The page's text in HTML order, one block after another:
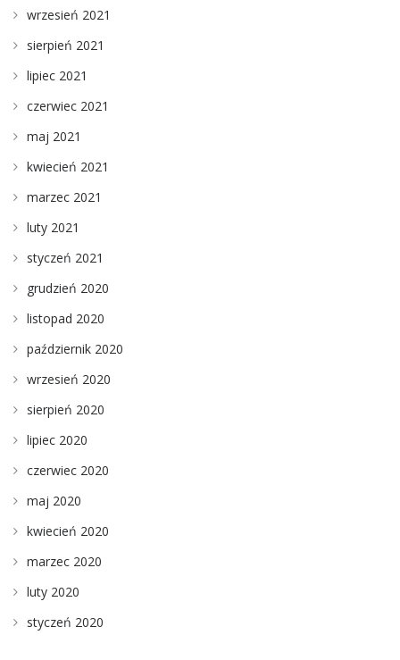
wrzesień 2021
sierpień 2021
lipiec 2021
czerwiec 2021
maj 2021
kwiecień 2021
marzec 2021
luty 2021
styczeń 2021
grudzień 2020
listopad 2020
październik 2020
wrzesień 2020
sierpień 2020
lipiec 2020
czerwiec 2020
maj 2020
kwiecień 2020
marzec 2020
luty 2020
styczeń 2020